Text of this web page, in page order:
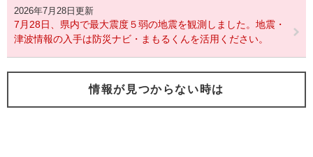
2026年7月28日更新
7月28日、県内で最大震度５弱の地震を観測しました。地震・
津波情報の入手は防災ナビ・まもるくんを活用ください。
情報が見つからない時は